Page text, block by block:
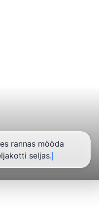
rannas mööda
seljas.